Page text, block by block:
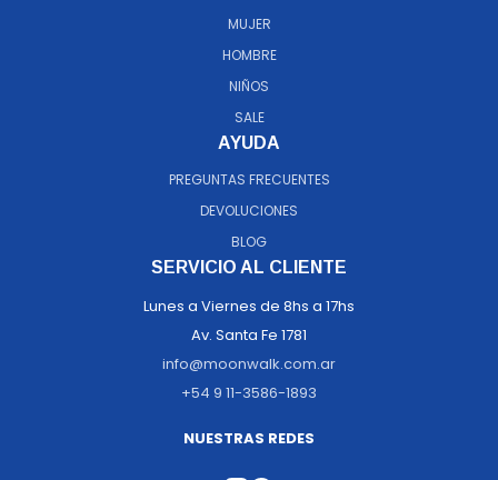
MUJER
HOMBRE
NIÑOS
SALE
AYUDA
PREGUNTAS FRECUENTES
DEVOLUCIONES
BLOG
SERVICIO AL CLIENTE
Lunes a Viernes de 8hs a 17hs
Av. Santa Fe 1781
info@moonwalk.com.ar
+54 9 11-3586-1893
NUESTRAS REDES